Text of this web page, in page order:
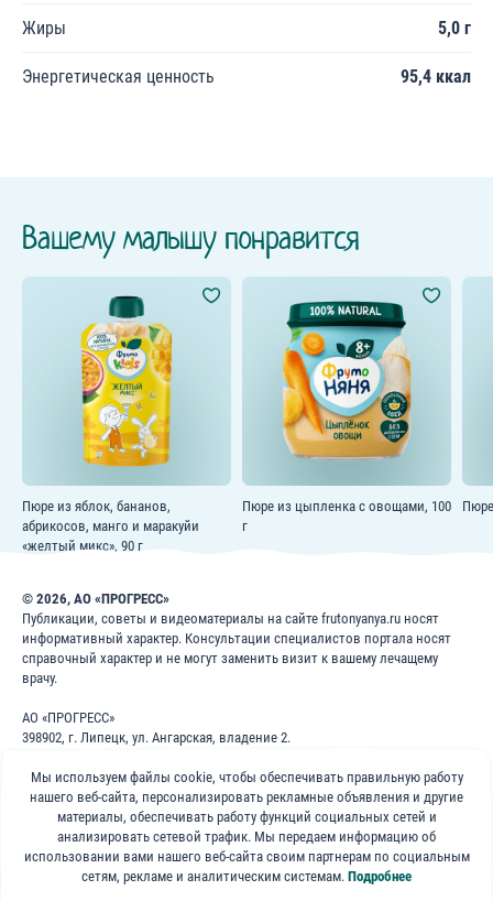
Жиры 5,0 г
Энергетическая ценность 95,4 ккал
Вашему малышу понравится
Пюре из яблок, бананов,
абрикосов, манго и маракуйи
«желтый микс», 90 г
Пюре из цыпленка с овощами, 100
г
© 2026, АО «ПРОГРЕСС»
Публикации, советы и видеоматериалы на сайте frutonyanya.ru носят
информативный характер. Консультации специалистов портала носят
справочный характер и не могут заменить визит к вашему лечащему
врачу.
АО «ПРОГРЕСС»
398902, г. Липецк, ул. Ангарская, владение 2.
ОГРН: 1024840823996
8 800 200 1 400
Бесплатно для звонков по России
Мы используем файлы cookie, чтобы обеспечивать правильную работу
нашего веб-сайта, персонализировать рекламные объявления и другие
материалы, обеспечивать работу функций социальных сетей и
анализировать сетевой трафик. Мы передаем информацию об
использовании вами нашего веб-сайта своим партнерам по социальным
сетям, рекламе и аналитическим системам. Подробнее